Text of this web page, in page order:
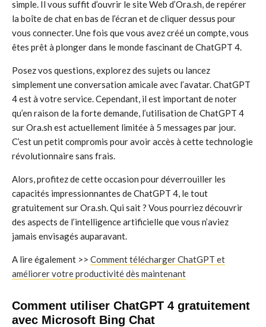
simple. Il vous suffit d’ouvrir le site Web d’Ora.sh, de repérer
la boîte de chat en bas de l’écran et de cliquer dessus pour
vous connecter. Une fois que vous avez créé un compte, vous
êtes prêt à plonger dans le monde fascinant de ChatGPT 4.
Posez vos questions, explorez des sujets ou lancez
simplement une conversation amicale avec l’avatar. ChatGPT
4 est à votre service. Cependant, il est important de noter
qu’en raison de la forte demande, l’utilisation de ChatGPT 4
sur Ora.sh est actuellement limitée à 5 messages par jour.
C’est un petit compromis pour avoir accès à cette technologie
révolutionnaire sans frais.
Alors, profitez de cette occasion pour déverrouiller les
capacités impressionnantes de ChatGPT 4, le tout
gratuitement sur Ora.sh. Qui sait ? Vous pourriez découvrir
des aspects de l’intelligence artificielle que vous n’aviez
jamais envisagés auparavant.
A lire également >> Comment télécharger ChatGPT et
améliorer votre productivité dès maintenant
Comment utiliser ChatGPT 4 gratuitement
avec Microsoft Bing Chat